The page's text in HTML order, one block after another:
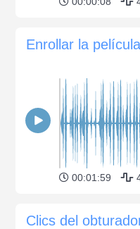
00:01:59